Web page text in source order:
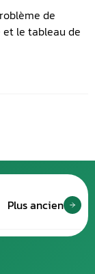
de
le tableau de
Plus ancien